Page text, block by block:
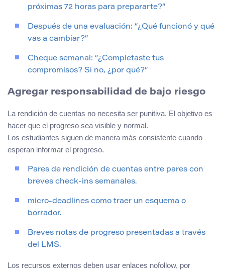
próximas 72 horas para prepararte?”
Después de una evaluación: “¿Qué funcionó y qué
vas a cambiar?”
Cheque semanal: “¿Completaste tus
compromisos? Si no, ¿por qué?”
Agregar responsabilidad de bajo riesgo
La rendición de cuentas no necesita ser punitiva. El objetivo es
hacer que el progreso sea visible y normal.
Los estudiantes siguen de manera más consistente cuando
esperan informar el progreso.
Pares de rendición de cuentas entre pares con
breves check-ins semanales.
micro-deadlines como traer un esquema o
borrador.
Breves notas de progreso presentadas a través
del LMS.
Los recursos externos deben usar enlaces nofollow, por